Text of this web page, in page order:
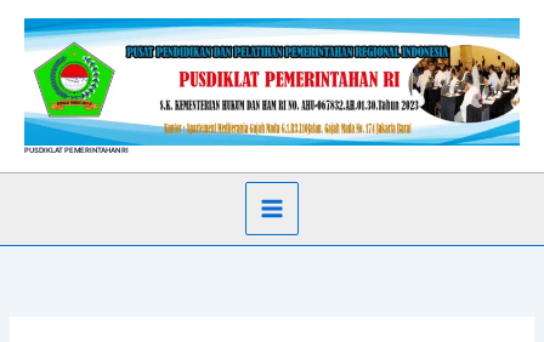
Skip
content
PUSDIKLAT PEMERINTAHAN RI